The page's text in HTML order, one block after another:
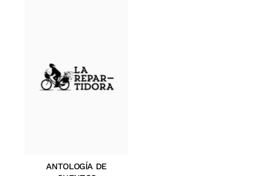
ANTOLOGÍA DE